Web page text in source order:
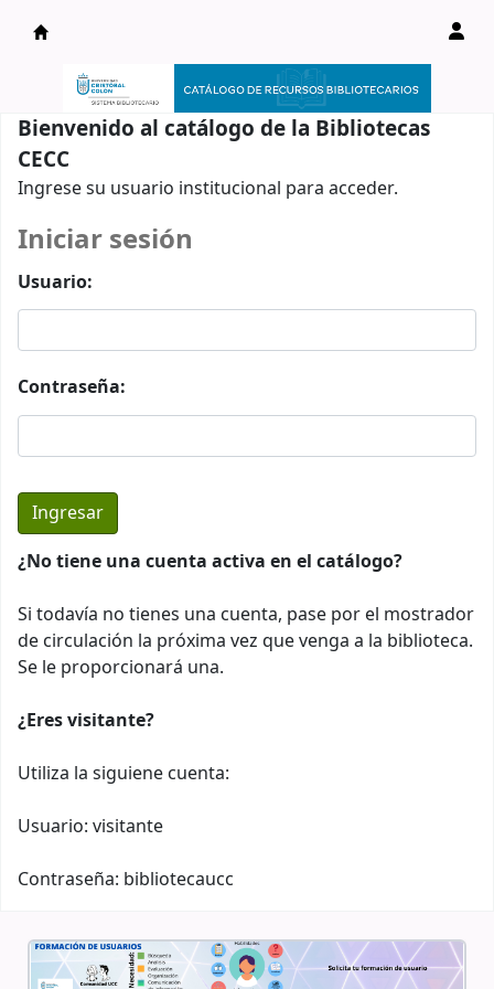
Catálogo en línea
Bienvenido al catálogo de la Bibliotecas
CECC
Ingrese su usuario institucional para acceder.
Iniciar sesión
Usuario:
Contraseña:
¿No tiene una cuenta activa en el catálogo?
Si todavía no tienes una cuenta, pase por el mostrador
de circulación la próxima vez que venga a la biblioteca.
Se le proporcionará una.
¿Eres visitante?
Utiliza la siguiene cuenta:
Usuario: visitante
Contraseña: bibliotecaucc